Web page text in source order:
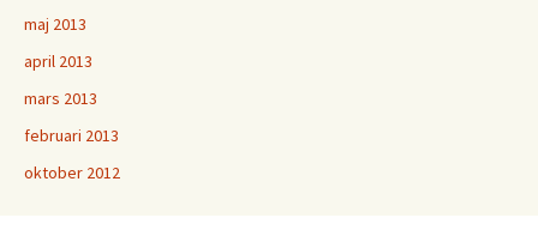
maj 2013
april 2013
mars 2013
februari 2013
oktober 2012